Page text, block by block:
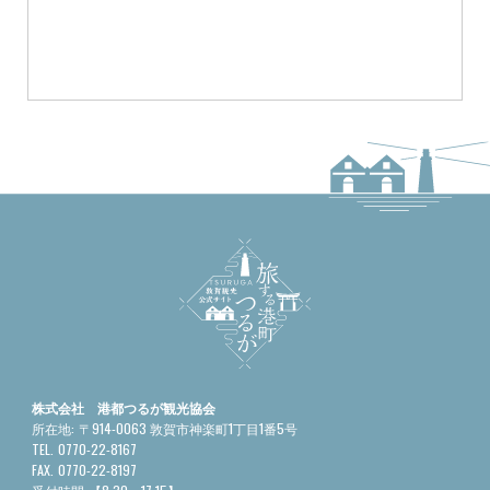
株式会社 港都つるが観光協会
所在地: 〒914-0063 敦賀市神楽町1丁目1番5号
TEL. 0770-22-8167
FAX. 0770-22-8197